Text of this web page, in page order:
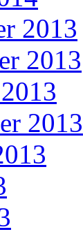
2013
2013
2013